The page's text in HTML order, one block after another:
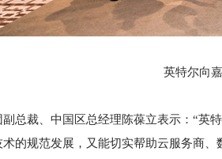
英特尔向
总裁、中国区总经理陈葆立表示：“英
的规范发展，又能切实帮助云服务商